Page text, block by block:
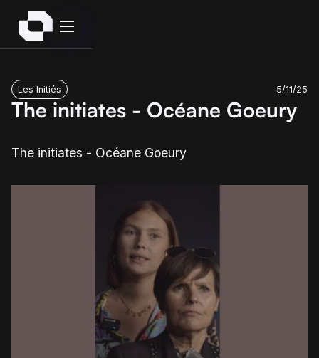
Les Initiés 5/11/25
The initiates - Océane Goeury
The initiates - Océane Goeury